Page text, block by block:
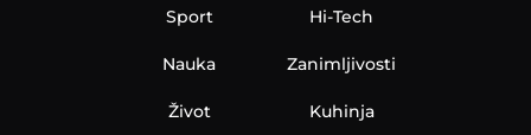
Sport
Nauka
Hi-Tech
Zanimljivosti
Život Kuhinja